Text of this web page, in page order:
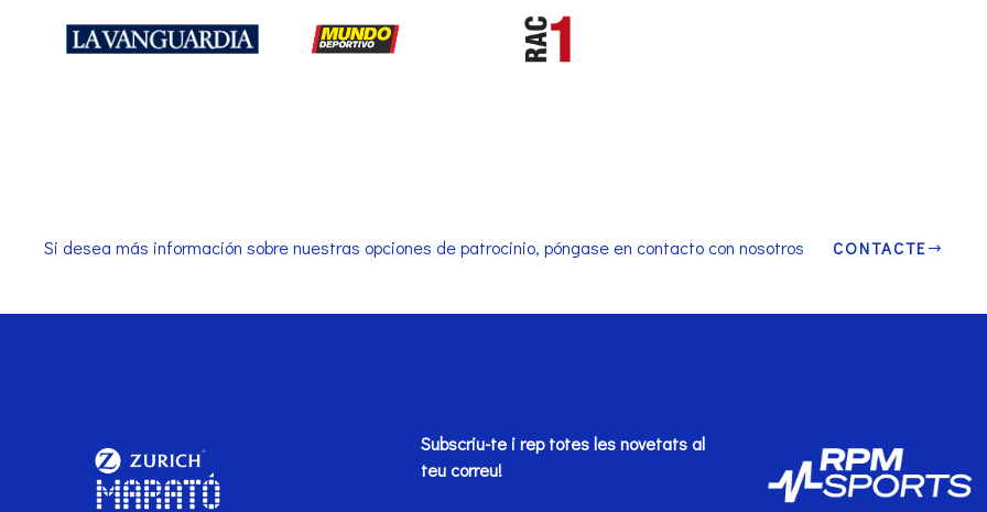
Si desea más información sobre nuestras opciones de patrocinio, póngase en contacto con nosotros CONTACTE
Subscriu-te i rep totes les novetats al
teu correu!